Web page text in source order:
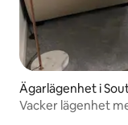
Ägarlägenhet i
Vacker lägenhet